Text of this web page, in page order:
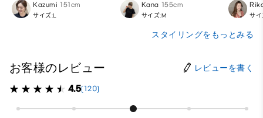
Kazumi 151cm
サイズ:L
Kana 155cm
サイズ:M サイ
スタイリングをもっとみる
お客様のレビュー レビューを書く
4.5(120)